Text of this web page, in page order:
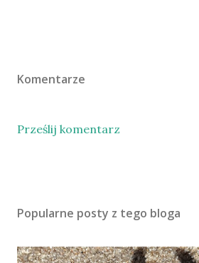
Komentarze
Prześlij komentarz
Popularne posty z tego bloga